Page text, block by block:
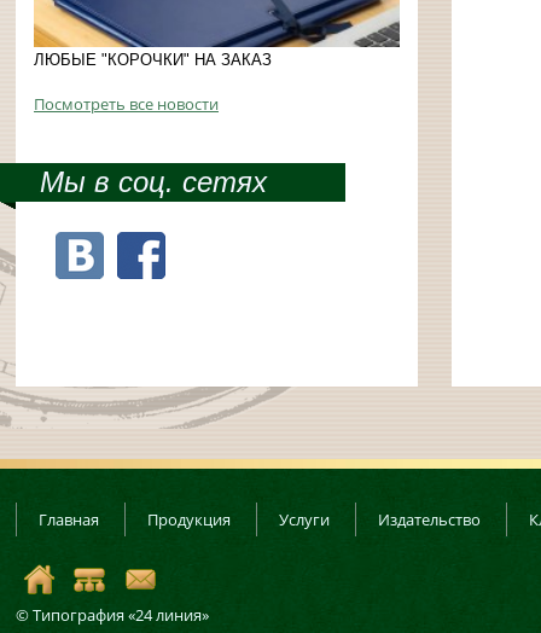
ЛЮБЫЕ "КОРОЧКИ" НА ЗАКАЗ
Посмотреть все новости
Мы в соц. сетях
Главная Продукция Услуги Издательство
© Типография «24 линия»